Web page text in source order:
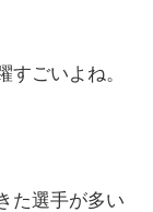
すごいよね。
た選手が多い